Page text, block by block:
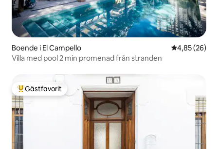
Boende i El Campello 4,85 av 5 i
4,85 (26)
Villa med pool 2 min promenad från stranden
Populär gästfavorit
Gästfavorit